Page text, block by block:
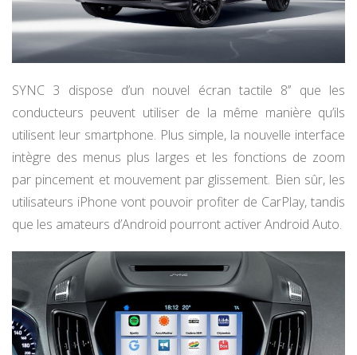
SYNC 3 dispose d’un nouvel écran tactile 8’’ que les
conducteurs peuvent utiliser de la même manière qu’ils
utilisent leur smartphone. Plus simple, la nouvelle interface
intègre des menus plus larges et les fonctions de zoom
par pincement et mouvement par glissement. Bien sûr, les
utilisateurs iPhone vont pouvoir profiter de CarPlay, tandis
que les amateurs d’Android pourront activer Android Auto.